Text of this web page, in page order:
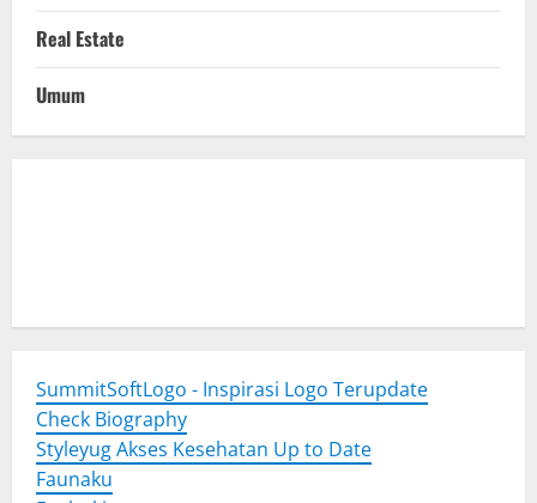
Real Estate
Umum
SummitSoftLogo - Inspirasi Logo Terupdate
Check Biography
Styleyug Akses Kesehatan Up to Date
Faunaku